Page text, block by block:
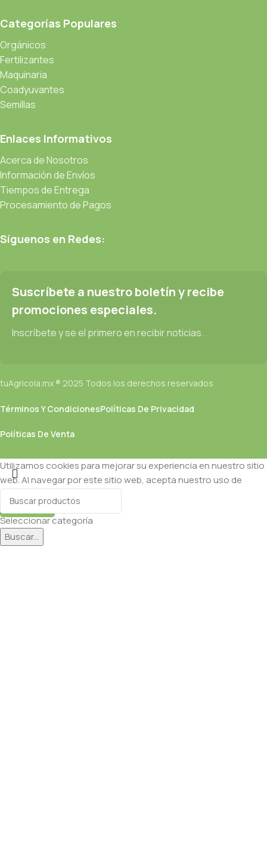
Categorías Populares
Orgánicos
Fertilizantes
Maquinaria
Coadyuvantes
Semillas
Enlaces Informativos
Acerca de Nosotros
Información de Envíos
Tiempos de Entrega
Procesamiento de Pagos
Síguenos en Redes:
Suscríbete a nuestro boletín y recibe
promociones especiales.
Inscríbete y se el primero en recibir noticias.
tuAgricola.mx ® 2025 Todos los derechos reservados
Términos Y CondicionesPolíticas De Privacidad
Políticas De Venta
Seleccionar categoría
Buscar...
Utilizamos cookies para mejorar su experiencia en nuestro sitio
web. Al navegar por este sitio web, acepta nuestro uso de
Aceptar